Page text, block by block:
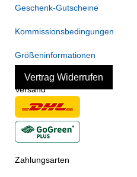
Geschenk-Gutscheine
Kommissionsbedingungen
Größeninformationen
Vertrag Widerrufen
Versand
Zahlungsarten